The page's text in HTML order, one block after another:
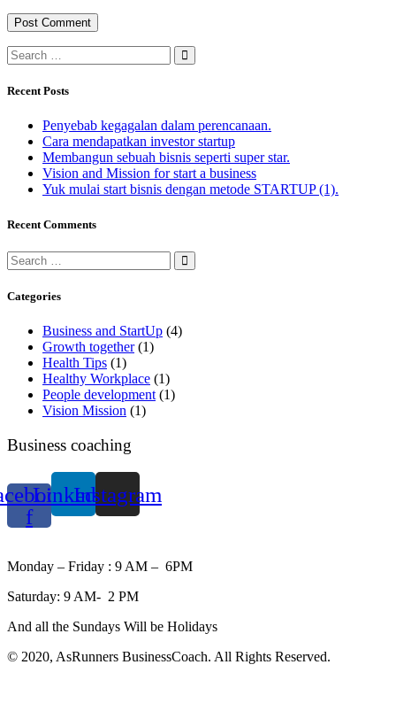
Recent Posts
Penyebab kegagalan dalam perencanaan.
Cara mendapatkan investor startup
Membangun sebuah bisnis seperti super star.
Vision and Mission for start a business
Yuk mulai start bisnis dengan metode STARTUP (1).
Recent Comments
Categories
Business and StartUp (4)
Growth together(1)
Health Tips (1)
Healthy Workplace (1)
People development (1)
Vision Mission (1)
Business coaching
f
LinkedinInstagram
Monday – Friday : 9 AM – 6PM
Saturday: 9 AM- 2 PM
And all the Sundays Will be Holidays
© 2020, AsRunners BusinessCoach. All Rights Reserved.